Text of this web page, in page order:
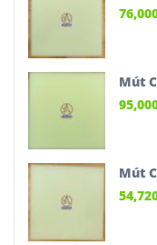
Mút
Mút